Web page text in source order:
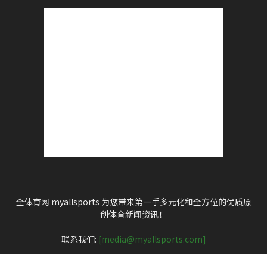
全体育网 myallsports 为您带来第一手多元化和全方位的优质原
创体育新闻资讯！
联系我们: [media@myallsports.com]